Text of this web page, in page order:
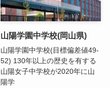
山陽学園中学校(岡山県)
山陽学園中学校(目標偏差値49-
52) 130年以上の歴史を有する
山陽女子中学校が2020年に山
陽学